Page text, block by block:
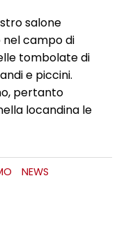
salone
campo di
tombolate di
e piccini.
pertanto
locandina le
NEWS